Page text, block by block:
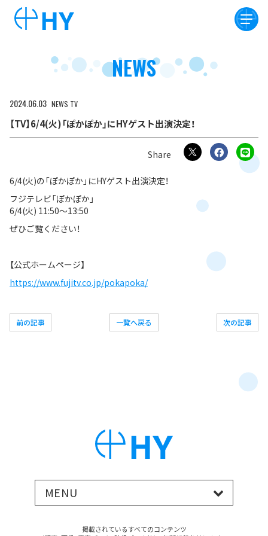
NEWS
20240603 NEWS TV
【TV】6/4(火)「ぽかぽか」にHYゲスト出演決定！
6/4(火)の「ぽかぽか」にHYゲスト出演決定！
フジテレビ「ぽかぽか」
6/4(火) 11:50〜13:50
ぜひご覧ください！
【公式ホームページ】
https://www.fujitv.co.jp/pokapoka/
次の記事
一覧へ戻る
前の記事
MENU
掲載されているすべてのコンテンツ